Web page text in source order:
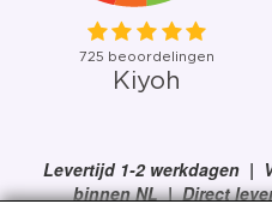
Levertijd 1-2 werkdagen |
binnen NL | Direct